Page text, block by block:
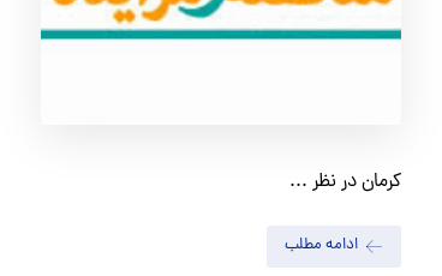
كرمان در نظر ...
ادامه مطلب